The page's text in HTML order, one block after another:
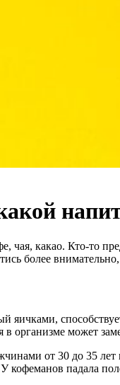
чая, какао. Кто-то
более
яичками,
организме может
от 30 до 35
кофеманов падала